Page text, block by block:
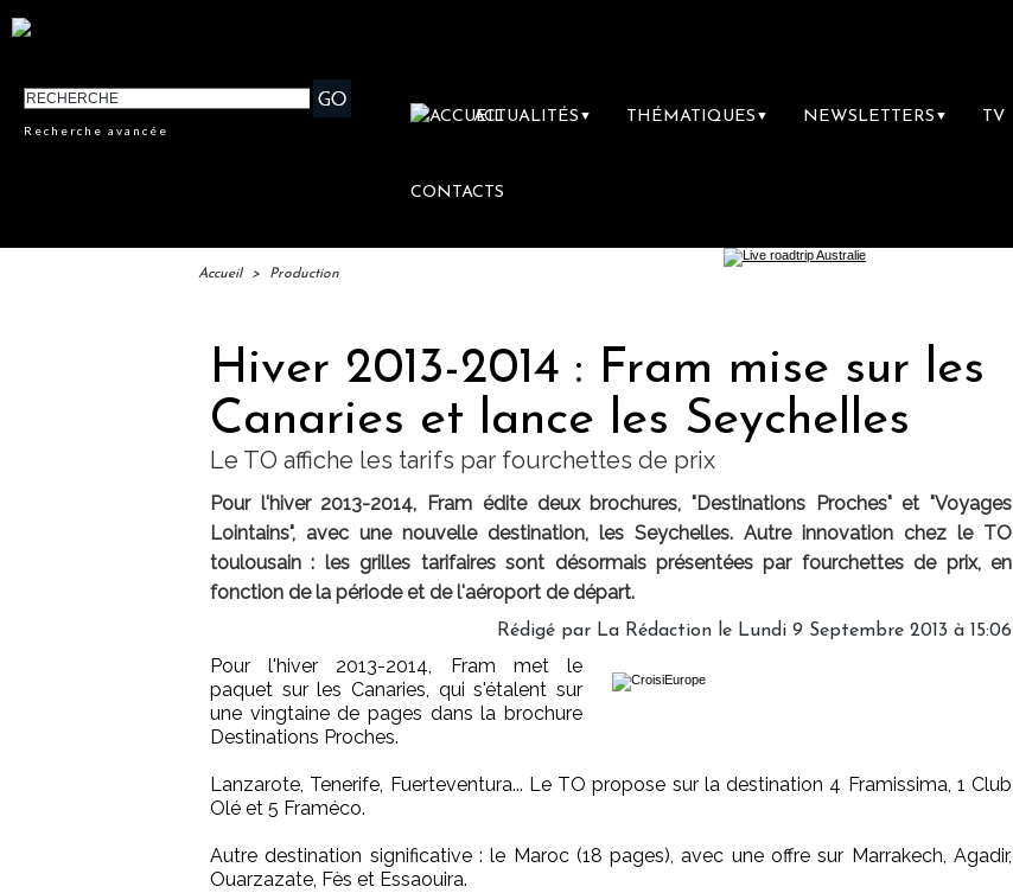
Recherche avancée
ACTUALITÉS ▼ THÉMATIQUES ▼ NEWSLETTERS ▼ TV
CONTACTS
Accueil > Production
Hiver 2013-2014 : Fram mise sur les
Canaries et lance les Seychelles
Le TO affiche les tarifs par fourchettes de prix
Pour l'hiver 2013-2014, Fram édite deux brochures, "Destinations Proches" et "Voyages
Lointains", avec une nouvelle destination, les Seychelles. Autre innovation chez le TO
toulousain : les grilles tarifaires sont désormais présentées par fourchettes de prix, en
fonction de la période et de l'aéroport de départ.
Rédigé par La Rédaction le Lundi 9 Septembre 2013 à 15:06
Pour l'hiver 2013-2014, Fram met le
paquet sur les Canaries, qui s'étalent sur
une vingtaine de pages dans la brochure
Destinations Proches.
Lanzarote, Tenerife, Fuerteventura... Le TO propose sur la destination 4 Framissima, 1 Club
Olé et 5 Framéco.
Autre destination significative : le Maroc (18 pages), avec une offre sur Marrakech, Agadir,
Ouarzazate, Fès et Essaouira.